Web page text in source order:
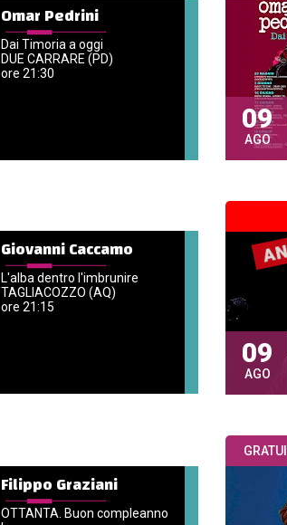
Omar Pedrini
Dai Timoria a oggi
DUE CARRARE (PD)
ore 21:30
09
AGO
Giovanni Caccamo
L'alba dentro l'imbrunire
TAGLIACOZZO (AQ)
ore 21:15
09
AGO
Filippo Graziani
OTTANTA. Buon compleanno